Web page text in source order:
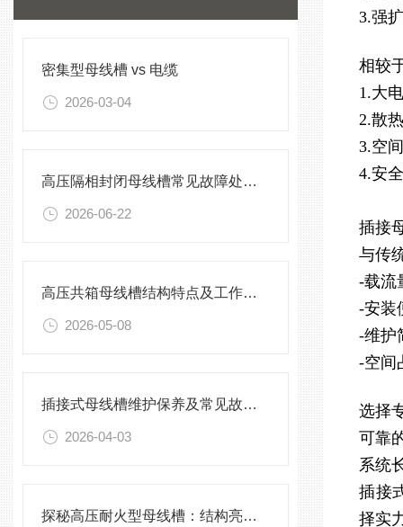
密集型母线槽 vs 电缆
2026-03-04
高压隔相封闭母线槽常见故障处理方案
2026-06-22
高压共箱母线槽结构特点及工作原理
2026-05-08
插接式母线槽维护保养及常见故障处理指南
2026-04-03
探秘高压耐火型母线槽：结构亮点与实用效能
3.强
相较
1.大
2.散
3.空
4.安
插接
与传
-载流
-安装
-维护
-空间
选择
可靠
系统
插接
择实